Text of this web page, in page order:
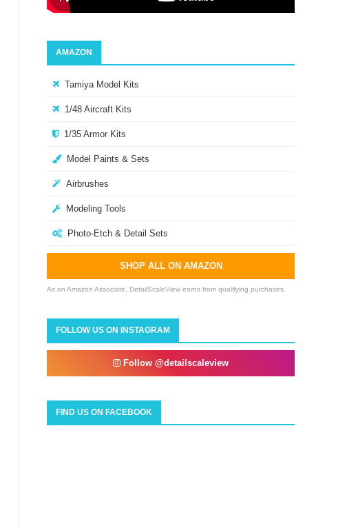
AMAZON
Tamiya Model Kits
1/48 Aircraft Kits
1/35 Armor Kits
Model Paints & Sets
Airbrushes
Modeling Tools
Photo-Etch & Detail Sets
SHOP ALL ON AMAZON
As an Amazon Associate, DetailScaleView earns from qualifying purchases.
FOLLOW US ON INSTAGRAM
Follow @detailscaleview
FIND US ON FACEBOOK